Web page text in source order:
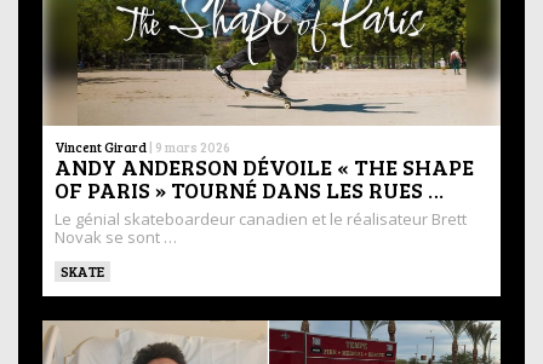
Vincent Girard | 9 mars 2026
ANDY ANDERSON DÉVOILE « THE SHAPE
OF PARIS » TOURNÉ DANS LES RUES …
Le génial skateboardeur canadien et le réalisateur Brett
Novak se sont …
SKATE